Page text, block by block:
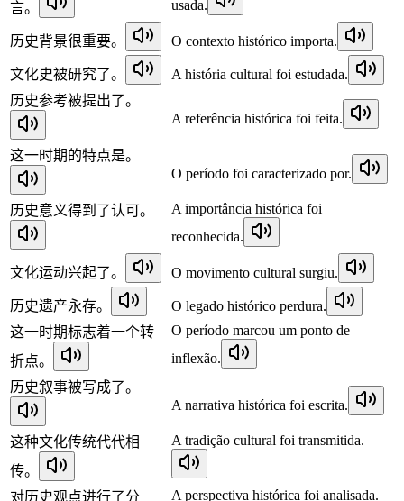
言。
usada.
历史背景很重要。 O contexto histórico importa.
文化史被研究了。
A história cultural foi estudada.
历史参考被提出了。
A referência histórica foi feita.
这一时期的特点是。
O período foi caracterizado por.
历史意义得到了认可。
A importância histórica foi
reconhecida.
文化运动兴起了。 O movimento cultural surgiu.
历史遗产永存。
O legado histórico perdura.
这一时期标志着一个转
折点。
O período marcou um ponto de
inflexão.
历史叙事被写成了。
A narrativa histórica foi escrita.
这种文化传统代代相
传。
A tradição cultural foi transmitida.
对历史观点进行了分 A perspectiva histórica foi analisada.